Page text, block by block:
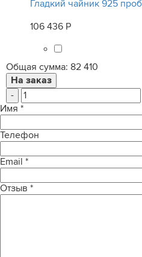
Гладкий чайник 925
106 436 Р
Общая сумма: 82 410
-
Имя *
Телефон
Email *
Отзыв *